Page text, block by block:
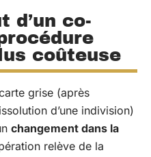
d’un co-
coûteuse
grise (après
d’une indivision)
changement dans la
relève de la